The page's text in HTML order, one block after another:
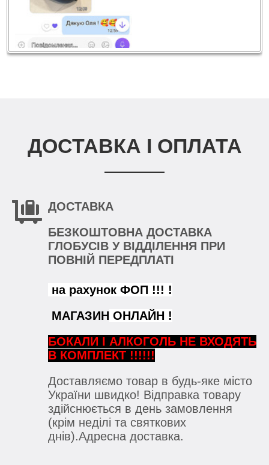
ДОСТАВКА І ОПЛАТА
ДОСТАВКА
БЕЗКОШТОВНА ДОСТАВКА
ГЛОБУСІВ У ВІДДІЛЕННЯ ПРИ
ПОВНІЙ ПЕРЕДПЛАТІ
на рахунок ФОП !!! !
МАГАЗИН ОНЛАЙН !
БОКАЛИ І АЛКОГОЛЬ НЕ ВХОДЯТЬ
В КОМПЛЕКТ !!!!!!
Доставляємо товар в будь-яке місто
України швидко! Відправка товару
здійснюється в день замовлення
(крім неділі та святкових
днів).Адресна доставка.